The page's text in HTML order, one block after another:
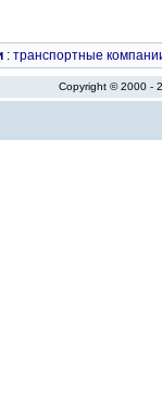
: транспортные
Copyright © 2000 -